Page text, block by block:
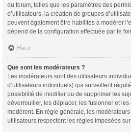
du forum, telles que les paramètres des
d’utilisateurs, la création de groupes
peuvent également être habilités à modérer
dépend de la configuration effectuée par le
Haut
Que sont les modérateurs ?
Les modérateurs sont des utilisateurs
d’utilisateurs individuels) qui surveillent
possibilité de modifier ou de supprimer les
déverrouiller, les déplacer, les fusionner et les
modèrent. En règle générale, les
utilisateurs respectent les règles imposées